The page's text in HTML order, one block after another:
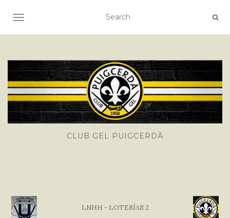
TOGGLE NAVIGATION
CLUB GEL PUIGCERDÀ
LNHH - LOTERÍAS 2